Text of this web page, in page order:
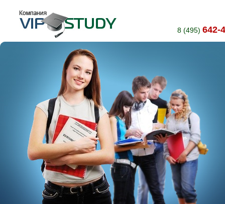
8 (495) 642-